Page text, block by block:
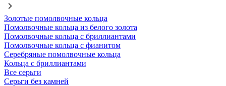
Золотые помолвочные кольца
Помолвочные кольца из белого золота
Помолвочные кольца с бриллиантами
Помолвочные кольца с фианитом
Серебряные помолвочные кольца
Кольца с бриллиантами
Все серьги
Серьги без камней